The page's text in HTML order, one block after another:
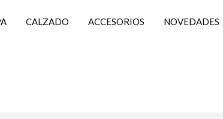
CALZADO ACCESORIOS NOVEDADES